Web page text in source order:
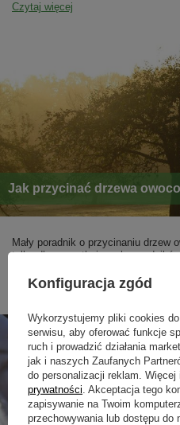
Czytaj więcej
Jak przycinać drzewa
Mały poradnik o przycinaniu drzew
tylko dla początkujących
Czytaj więcej
Konfiguracja zgód
Wykorzystujemy pliki cookies do
serwisu, aby oferować funkcje
ruch i prowadzić działania
jak i naszych Zaufanych
do personalizacji reklam.
prywatności . Akceptacja tego
zapisywanie na Twoim
przechowywania lub dostępu do